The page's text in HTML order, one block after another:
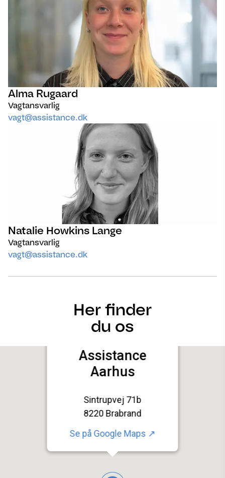
Alma Rugaard
Vagtansvarlig
vagt@assistance.dk
Natalie Howkins Lange
Vagtansvarlig
vagt@assistance.dk
Her finder
du os
Assistance
Aarhus
Sintrupvej 71b
8220 Brabrand
Se på Google Maps ↗